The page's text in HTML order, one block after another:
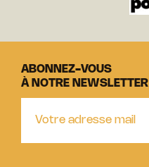
ABONNEZ-VOUS
À NOTRE NEWSLETTER